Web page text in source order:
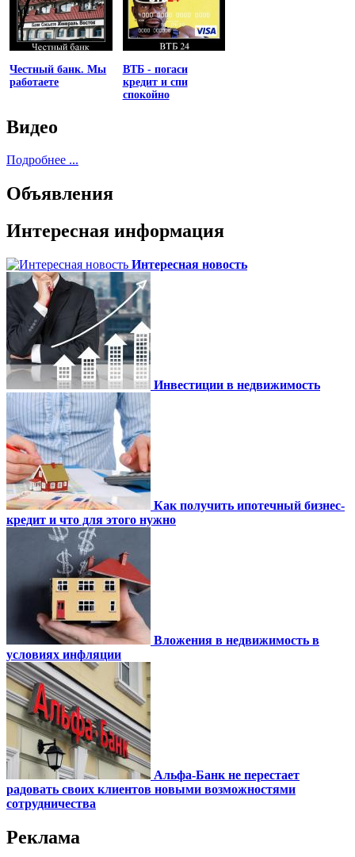
Честный банк. Мы
работаете
ВТБ - погаси
кредит и спи
спокойно
Видео
Подробнее ...
Объявления
Интересная информация
Интересная новость
Инвестиции в недвижимость
Как получить ипотечный бизнес-
кредит и что для этого нужно
Вложения в недвижимость в
условиях инфляции
Альфа-Банк не перестает
радовать своих клиентов новыми возможностями
сотрудничества
Реклама